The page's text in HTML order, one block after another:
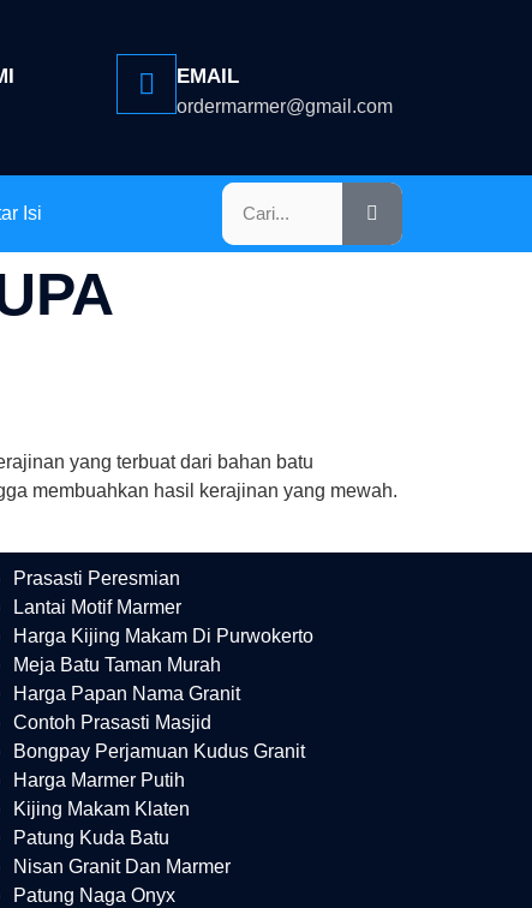
EMAIL
ordermarmer@gmail.com
Isi
yang terbuat dari bahan batu
membuahkan hasil kerajinan yang mewah.
Prasasti Peresmian
Lantai Motif Marmer
Harga Kijing Makam Di Purwokerto
Meja Batu Taman Murah
Harga Papan Nama Granit
Contoh Prasasti Masjid
Bongpay Perjamuan Kudus Granit
Harga Marmer Putih
Kijing Makam Klaten
Patung Kuda Batu
Nisan Granit Dan Marmer
Patung Naga Onyx